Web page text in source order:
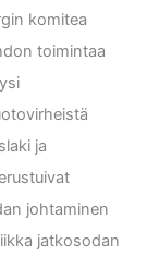
komitea
toimintaa
ja
johtaminen
jatkosodan